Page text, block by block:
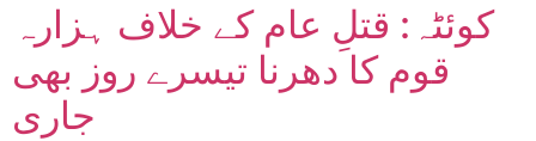
کوئٹہ: قتلِ عام کے خلاف ہزارہ
قوم کا دھرنا تیسرے روز بھی
جاری